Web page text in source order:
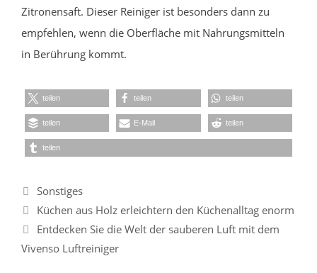
Zitronensaft. Dieser Reiniger ist besonders dann zu
empfehlen, wenn die Oberfläche mit Nahrungsmitteln
in Berührung kommt.
teilen teilen teilen
teilen E-Mail teilen
teilen
Kategorien
Sonstiges
Küchen aus Holz erleichtern den Küchenalltag enorm
Entdecken Sie die Welt der sauberen Luft mit dem
Vivenso Luftreiniger